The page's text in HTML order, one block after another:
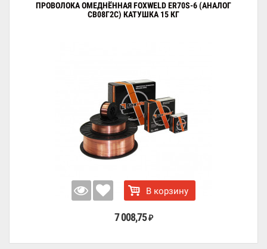
ПРОВОЛОКА ОМЕДНЁННАЯ FOXWELD ER70S-6 (АНАЛОГ
СВ08Г2С) КАТУШКА 15 КГ
В корзину
7 008,75 ₽